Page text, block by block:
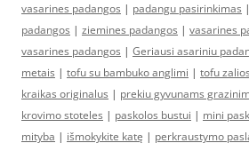
vasarines padangos | padangu pasirinkimas |
padangos | ziemines padangos | vasarines
vasarines padangos | Geriausi asariniu
metais | tofu su bambuko anglimi | tofu
kraikas originalus | prekiu gyvunams
krovimo stoteles | paskolos bustui | mini
mityba | išmokykite katę | perkraustymo